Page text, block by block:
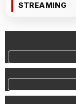
STREAMING